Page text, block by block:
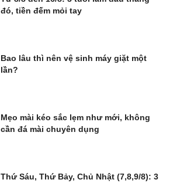
đó, tiền đếm mỏi tay
Bao lâu thì nên vệ sinh máy giặt một
lần?
Mẹo mài kéo sắc lẹm như mới, không
cần đá mài chuyên dụng
Thứ Sáu, Thứ Bảy, Chủ Nhật (7,8,9/8): 3